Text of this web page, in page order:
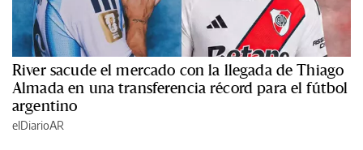
River sacude el mercado con la llegada de Thiago
Almada en una transferencia récord para el fútbol
argentino
elDiarioAR